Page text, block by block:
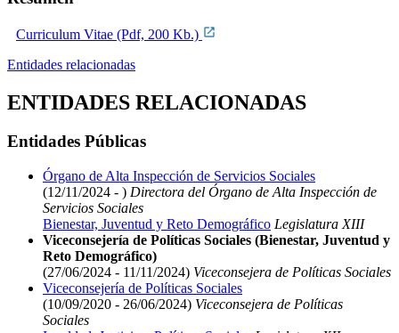
Curriculum Vitae (Pdf, 200 Kb.)
Entidades relacionadas
ENTIDADES RELACIONADAS
Entidades Públicas
Órgano de Alta Inspección de Servicios Sociales
(12/11/2024 - ) Directora del Órgano de Alta Inspección de
Servicios Sociales
Bienestar, Juventud y Reto Demográfico Legislatura XIII
Viceconsejería de Políticas Sociales (Bienestar, Juventud y
Reto Demográfico)
(27/06/2024 - 11/11/2024) Viceconsejera de Políticas Sociales
Viceconsejería de Políticas Sociales
(10/09/2020 - 26/06/2024) Viceconsejera de Políticas
Sociales